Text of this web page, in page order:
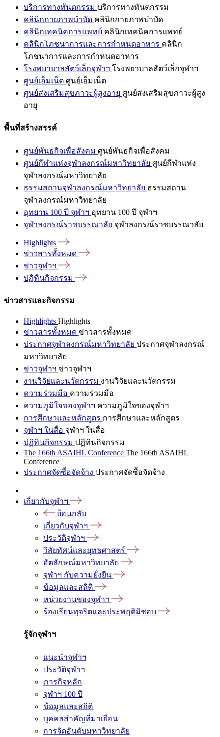
บริการทางทันตกรรม บริการทางทันตกรรม
คลินิกกายภาพบำบัด คลินิกกายภาพบำบัด
คลินิกเทคนิคการแพทย์ คลินิกเทคนิคการแพทย์
คลินิกโภชนาการและการกำหนดอาหาร คลินิก
โภชนาการและการกำหนดอาหาร
โรงพยาบาลสัตว์เล็กจุฬาฯ โรงพยาบาลสัตว์เล็กจุฬาฯ
ศูนย์เอ็มเน็ต ศูนย์เอ็มเน็ต
ศูนย์ส่งเสริมสุขภาวะผู้สูงอายุ ศูนย์ส่งเสริมสุขภาวะผู้สูง
อายุ
พื้นที่สร้างสรรค์
ศูนย์พันธกิจเพื่อสังคม ศูนย์พันธกิจเพื่อสังคม
ศูนย์กีฬาแห่งจุฬาลงกรณ์มหาวิทยาลัย ศูนย์กีฬาแห่ง
จุฬาลงกรณ์มหาวิทยาลัย
ธรรมสถานจุฬาลงกรณ์มหาวิทยาลัย ธรรมสถาน
จุฬาลงกรณ์มหาวิทยาลัย
อุทยาน 100 ปี จุฬาฯ อุทยาน 100 ปี จุฬาฯ
จุฬาลงกรณ์ราชบรรณาลัย จุฬาลงกรณ์ราชบรรณาลัย
Highlights
ข่าวสารทั้งหมด
ข่าวจุฬาฯ
ปฏิทินกิจกรรม
ข่าวสารและกิจกรรม
Highlights Highlights
ข่าวสารทั้งหมด ข่าวสารทั้งหมด
ประกาศจุฬาลงกรณ์มหาวิทยาลัย ประกาศจุฬาลงกรณ์
มหาวิทยาลัย
ข่าวจุฬาฯ ข่าวจุฬาฯ
งานวิจัยและนวัตกรรม งานวิจัยและนวัตกรรม
ความร่วมมือ ความร่วมมือ
ความภูมิใจของจุฬาฯ ความภูมิใจของจุฬาฯ
การศึกษาและหลักสูตร การศึกษาและหลักสูตร
จุฬาฯ ในสื่อ จุฬาฯ ในสื่อ
ปฏิทินกิจกรรม ปฏิทินกิจกรรม
The 166th ASAIHL Conference The 166th ASAIHL
Conference
ประกาศจัดซื้อจัดจ้าง ประกาศจัดซื้อจัดจ้าง
เกี่ยวกับจุฬาฯ
ย้อนกลับ
เกี่ยวกับจุฬาฯ
ประวัติจุฬาฯ
วิสัยทัศน์และยุทธศาสตร์
อัตลักษณ์มหาวิทยาลัย
จุฬาฯ กับความยั่งยืน
ข้อมูลและสถิติ
หน่วยงานของจุฬาฯ
ร้องเรียนทุจริตและประพฤติมิชอบ
รู้จักจุฬาฯ
แนะนำจุฬาฯ
ประวัติจุฬาฯ
ภารกิจหลัก
จุฬาฯ 100 ปี
ข้อมูลและสถิติ
บุคคลสำคัญที่มาเยือน
การจัดอันดับมหาวิทยาลัย